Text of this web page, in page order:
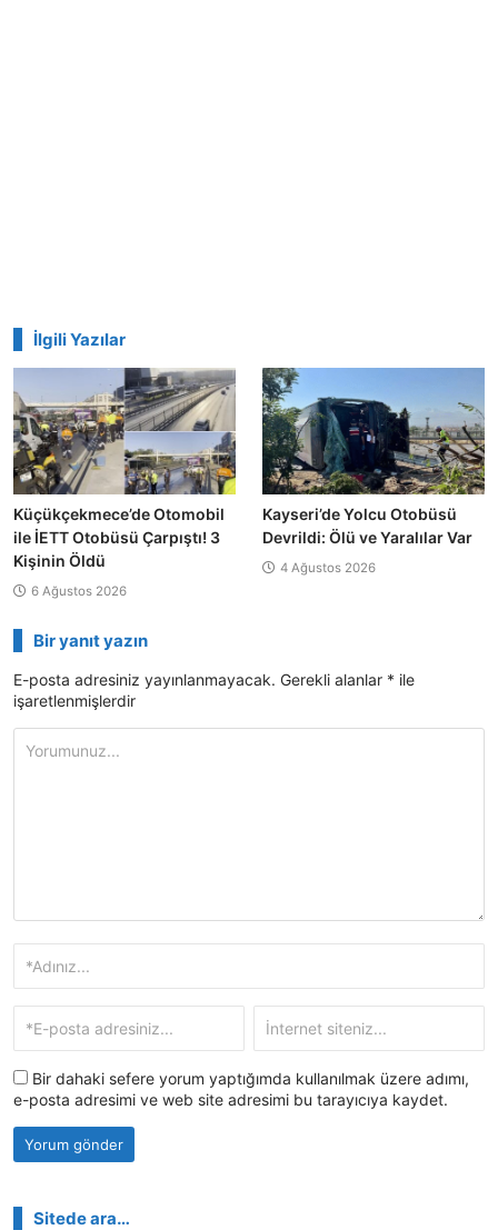
İlgili Yazılar
Küçükçekmece’de Otomobil
ile İETT Otobüsü Çarpıştı! 3
Kişinin Öldü
6 Ağustos 2026
Kayseri’de Yolcu Otobüsü
Devrildi: Ölü ve Yaralılar Var
4 Ağustos 2026
Bir yanıt yazın
E-posta adresiniz yayınlanmayacak. Gerekli alanlar * ile
işaretlenmişlerdir
Bir dahaki sefere yorum yaptığımda kullanılmak üzere adımı,
e-posta adresimi ve web site adresimi bu tarayıcıya kaydet.
Sitede ara…